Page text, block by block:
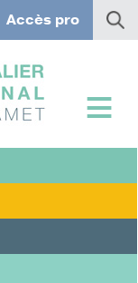
Accès pro